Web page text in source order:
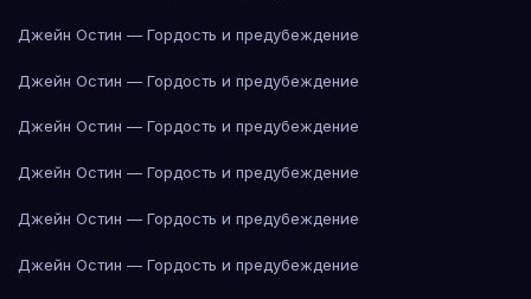
Джейн Остин — Гордость и предубеждение
Джейн Остин — Гордость и предубеждение
Джейн Остин — Гордость и предубеждение
Джейн Остин — Гордость и предубеждение
Джейн Остин — Гордость и предубеждение
Джейн Остин — Гордость и предубеждение